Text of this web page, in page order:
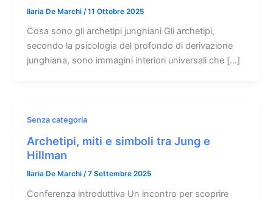
Ilaria De Marchi /11 Ottobre 2025
Cosa sono gli archetipi junghiani Gli archetipi,
secondo la psicologia del profondo di derivazione
junghiana, sono immagini interiori universali che […]
Senza categoria
Archetipi, miti e simboli tra Jung e
Hillman
Ilaria De Marchi/7 Settembre 2025
Conferenza introduttiva Un incontro per scoprire